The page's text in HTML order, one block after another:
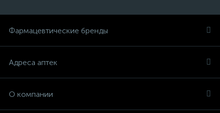
Фармацевтические бренды
Адреса аптек
О компании